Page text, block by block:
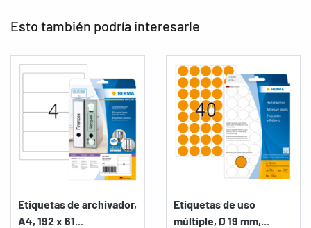
Esto también podría interesarle
Etiquetas de archivador,
A4, 192 x 61...
Etiquetas de uso
múltiple, Ø 19 mm,...